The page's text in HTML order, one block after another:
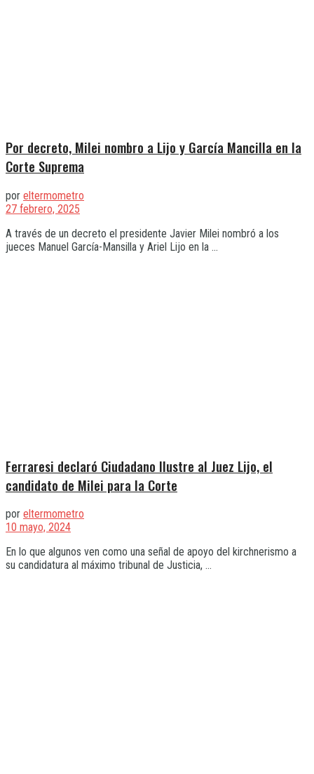
Por decreto, Milei nombro a Lijo y García Mancilla en la
Corte Suprema
por eltermometro
27 febrero, 2025
A través de un decreto el presidente Javier Milei nombró a los
jueces Manuel García-Mansilla y Ariel Lijo en la ...
Ferraresi declaró Ciudadano Ilustre al Juez Lijo, el
candidato de Milei para la Corte
por eltermometro
10 mayo, 2024
En lo que algunos ven como una señal de apoyo del kirchnerismo a
su candidatura al máximo tribunal de Justicia, ...